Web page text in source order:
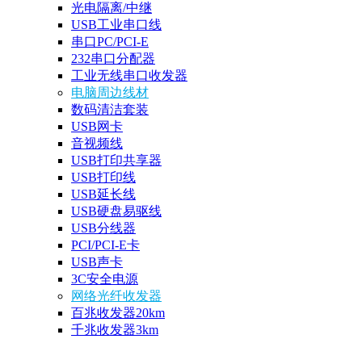
光电隔离/中继
USB工业串口线
串口PC/PCI-E
232串口分配器
工业无线串口收发器
电脑周边线材
数码清洁套装
USB网卡
音视频线
USB打印共享器
USB打印线
USB延长线
USB硬盘易驱线
USB分线器
PCI/PCI-E卡
USB声卡
3C安全电源
网络光纤收发器
百兆收发器20km
千兆收发器3km